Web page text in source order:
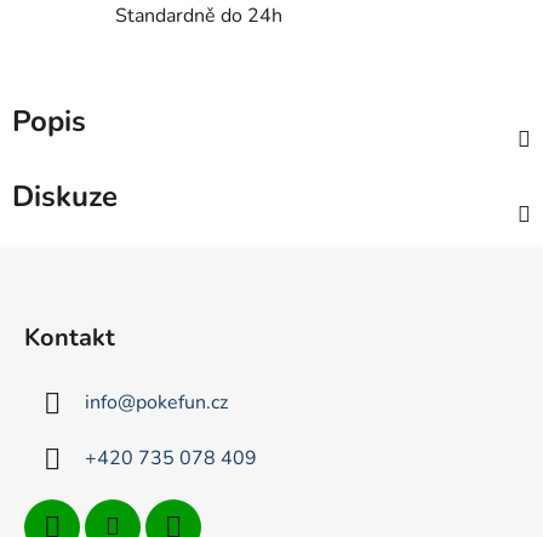
Standardně do 24h
Popis
Diskuze
Kontakt
info@pokefun.cz
+420 735 078 409